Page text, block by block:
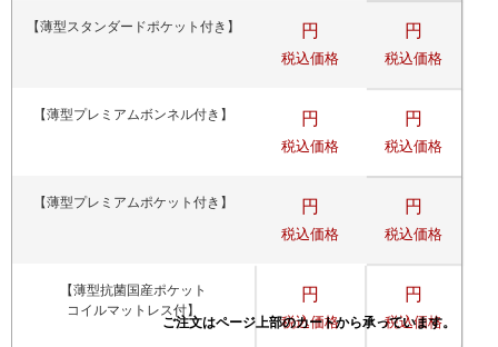
【薄型スタンダードポケット付き】 円
税込価格
円
税込価格
【薄型プレミアムボンネル付き】 円
税込価格
円
税込価格
【薄型プレミアムポケット付き】 円
税込価格
円
税込価格
【薄型抗菌国産ポケット
コイルマットレス付】
円
税込価格
円
税込価格